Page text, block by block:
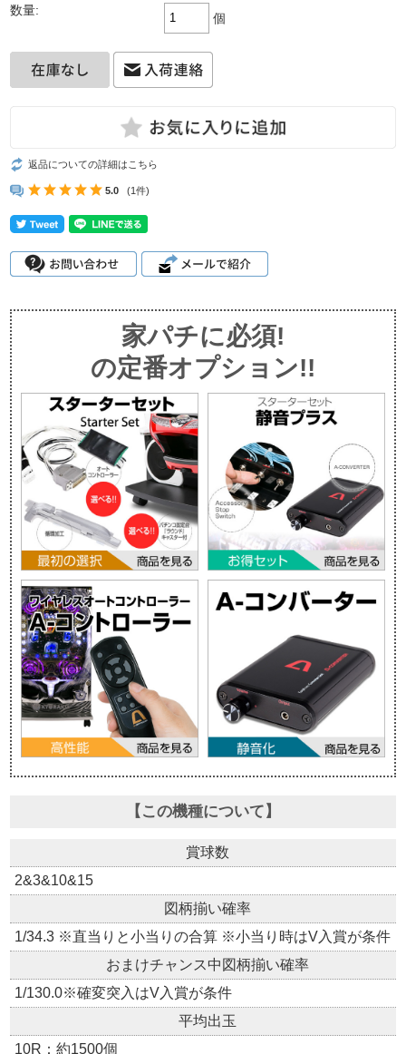
数量:
個
返品についての詳細はこちら
5.0 (1件)
家パチに必須!
の定番オプション!!
【この機種について】
賞球数
2&3&10&15
図柄揃い確率
1/34.3 ※直当りと小当りの合算 ※小当り時はV入賞が条件
おまけチャンス中図柄揃い確率
1/130.0※確変突入はV入賞が条件
平均出玉
10R：約1500個